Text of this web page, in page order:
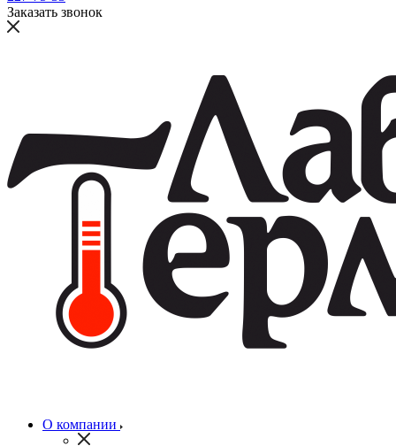
Заказать звонок
О компании